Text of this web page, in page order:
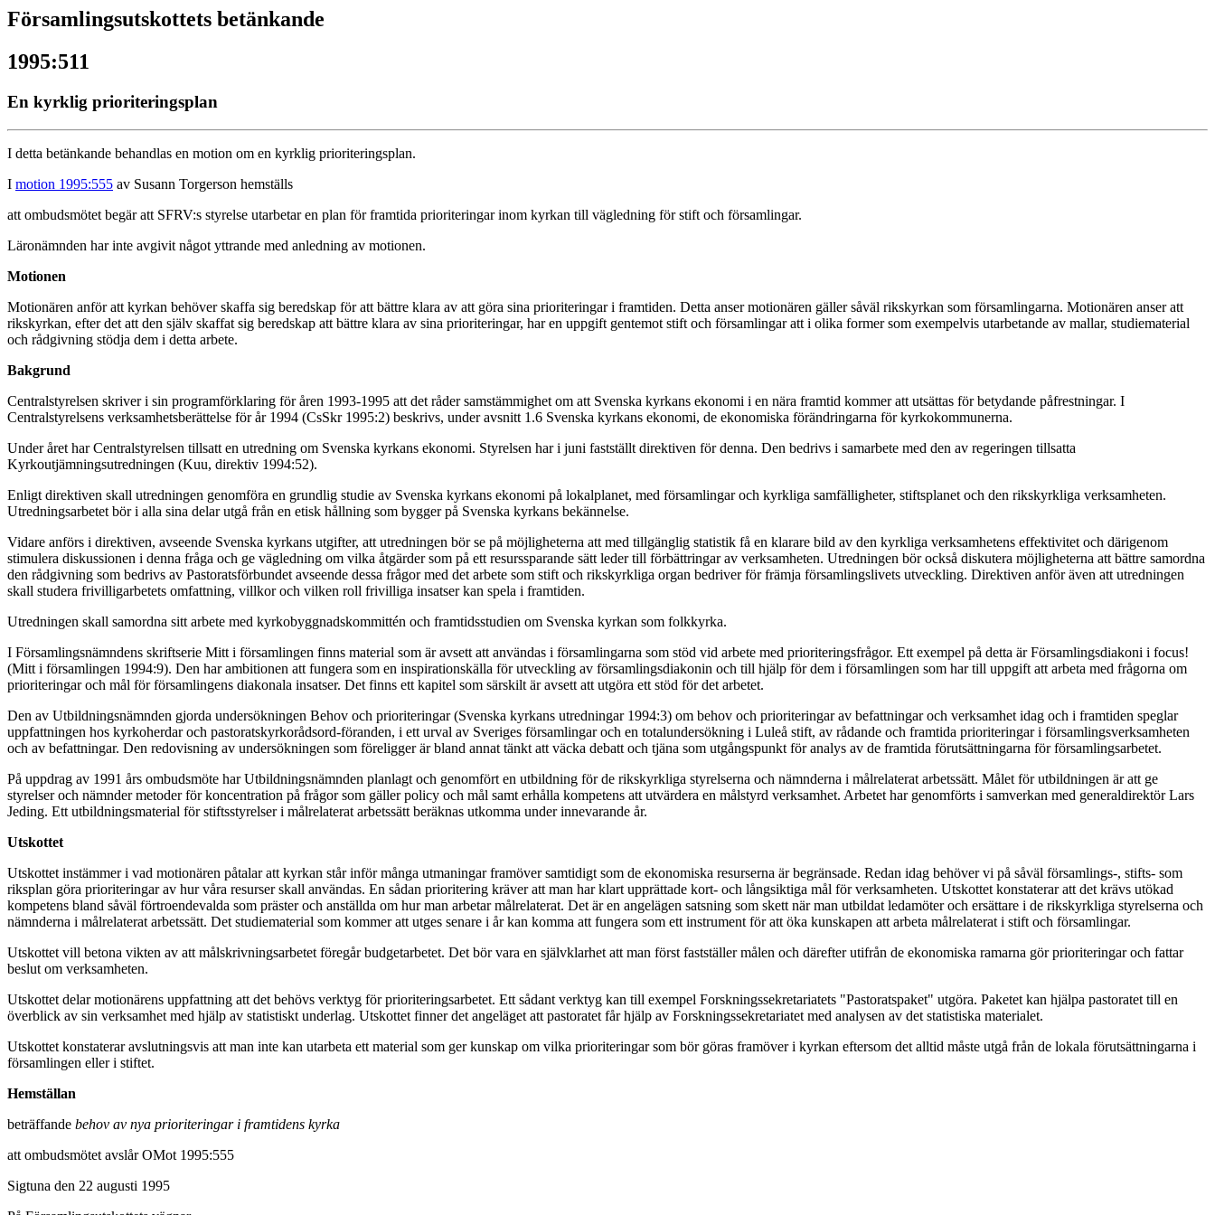
Församlingsutskottets betänkande
1995:511
En kyrklig prioriteringsplan
I detta betänkande behandlas en motion om en kyrklig prioriteringsplan.
I motion 1995:555 av Susann Torgerson hemställs
att ombudsmötet begär att SFRV:s styrelse utarbetar en plan för framtida prioriteringar inom kyrkan till vägledning för stift och församlingar.
Läronämnden har inte avgivit något yttrande med anledning av motionen.
Motionen
Motionären anför att kyrkan behöver skaffa sig beredskap för att bättre klara av att göra sina prioriteringar i framtiden. Detta anser motionären gäller såväl rikskyrkan som församlingarna. Motionären anser att
rikskyrkan, efter det att den själv skaffat sig beredskap att bättre klara av sina prioriteringar, har en uppgift gentemot stift och församlingar att i olika former som exempelvis utarbetande av mallar, studiematerial
och rådgivning stödja dem i detta arbete.
Bakgrund
Centralstyrelsen skriver i sin programförklaring för åren 1993-1995 att det råder samstämmighet om att Svenska kyrkans ekonomi i en nära framtid kommer att utsättas för betydande påfrestningar. I
Centralstyrelsens verksamhetsberättelse för år 1994 (CsSkr 1995:2) beskrivs, under avsnitt 1.6 Svenska kyrkans ekonomi, de ekonomiska förändringarna för kyrkokommunerna.
Under året har Centralstyrelsen tillsatt en utredning om Svenska kyrkans ekonomi. Styrelsen har i juni fastställt direktiven för denna. Den bedrivs i samarbete med den av regeringen tillsatta
Kyrkoutjämningsutredningen (Kuu, direktiv 1994:52).
Enligt direktiven skall utredningen genomföra en grundlig studie av Svenska kyrkans ekonomi på lokalplanet, med församlingar och kyrkliga samfälligheter, stiftsplanet och den rikskyrkliga verksamheten.
Utredningsarbetet bör i alla sina delar utgå från en etisk hållning som bygger på Svenska kyrkans bekännelse.
Vidare anförs i direktiven, avseende Svenska kyrkans utgifter, att utredningen bör se på möjligheterna att med tillgänglig statistik få en klarare bild av den kyrkliga verksamhetens effektivitet och därigenom
stimulera diskussionen i denna fråga och ge vägledning om vilka åtgärder som på ett resurssparande sätt leder till förbättringar av verksamheten. Utredningen bör också diskutera möjligheterna att bättre samordna
den rådgivning som bedrivs av Pastoratsförbundet avseende dessa frågor med det arbete som stift och rikskyrkliga organ bedriver för främja församlingslivets utveckling. Direktiven anför även att utredningen
skall studera frivilligarbetets omfattning, villkor och vilken roll frivilliga insatser kan spela i framtiden.
Utredningen skall samordna sitt arbete med kyrkobyggnadskommittén och framtidsstudien om Svenska kyrkan som folkkyrka.
I Församlingsnämndens skriftserie Mitt i församlingen finns material som är avsett att användas i församlingarna som stöd vid arbete med prioriteringsfrågor. Ett exempel på detta är Församlingsdiakoni i focus!
(Mitt i församlingen 1994:9). Den har ambitionen att fungera som en inspirationskälla för utveckling av församlingsdiakonin och till hjälp för dem i församlingen som har till uppgift att arbeta med frågorna om
prioriteringar och mål för församlingens diakonala insatser. Det finns ett kapitel som särskilt är avsett att utgöra ett stöd för det arbetet.
Den av Utbildningsnämnden gjorda undersökningen Behov och prioriteringar (Svenska kyrkans utredningar 1994:3) om behov och prioriteringar av befattningar och verksamhet idag och i framtiden speglar
uppfattningen hos kyrkoherdar och pastoratskyrkorådsord-föranden, i ett urval av Sveriges församlingar och en totalundersökning i Luleå stift, av rådande och framtida prioriteringar i församlingsverksamheten
och av befattningar. Den redovisning av undersökningen som föreligger är bland annat tänkt att väcka debatt och tjäna som utgångspunkt för analys av de framtida förutsättningarna för församlingsarbetet.
På uppdrag av 1991 års ombudsmöte har Utbildningsnämnden planlagt och genomfört en utbildning för de rikskyrkliga styrelserna och nämnderna i målrelaterat arbetssätt. Målet för utbildningen är att ge
styrelser och nämnder metoder för koncentration på frågor som gäller policy och mål samt erhålla kompetens att utvärdera en målstyrd verksamhet. Arbetet har genomförts i samverkan med generaldirektör Lars
Jeding. Ett utbildningsmaterial för stiftsstyrelser i målrelaterat arbetssätt beräknas utkomma under innevarande år.
Utskottet
Utskottet instämmer i vad motionären påtalar att kyrkan står inför många utmaningar framöver samtidigt som de ekonomiska resurserna är begränsade. Redan idag behöver vi på såväl församlings-, stifts- som
riksplan göra prioriteringar av hur våra resurser skall användas. En sådan prioritering kräver att man har klart upprättade kort- och långsiktiga mål för verksamheten. Utskottet konstaterar att det krävs utökad
kompetens bland såväl förtroendevalda som präster och anställda om hur man arbetar målrelaterat. Det är en angelägen satsning som skett när man utbildat ledamöter och ersättare i de rikskyrkliga styrelserna och
nämnderna i målrelaterat arbetssätt. Det studiematerial som kommer att utges senare i år kan komma att fungera som ett instrument för att öka kunskapen att arbeta målrelaterat i stift och församlingar.
Utskottet vill betona vikten av att målskrivningsarbetet föregår budgetarbetet. Det bör vara en självklarhet att man först fastställer målen och därefter utifrån de ekonomiska ramarna gör prioriteringar och fattar
beslut om verksamheten.
Utskottet delar motionärens uppfattning att det behövs verktyg för prioriteringsarbetet. Ett sådant verktyg kan till exempel Forskningssekretariatets "Pastoratspaket" utgöra. Paketet kan hjälpa pastoratet till en
överblick av sin verksamhet med hjälp av statistiskt underlag. Utskottet finner det angeläget att pastoratet får hjälp av Forskningssekretariatet med analysen av det statistiska materialet.
Utskottet konstaterar avslutningsvis att man inte kan utarbeta ett material som ger kunskap om vilka prioriteringar som bör göras framöver i kyrkan eftersom det alltid måste utgå från de lokala förutsättningarna i
församlingen eller i stiftet.
Hemställan
beträffande behov av nya prioriteringar i framtidens kyrka
att ombudsmötet avslår OMot 1995:555
Sigtuna den 22 augusti 1995